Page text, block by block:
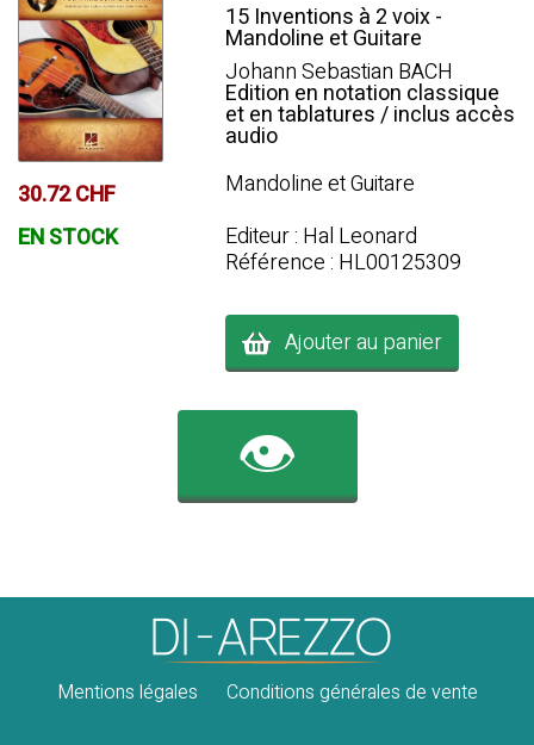
30.72 CHF
EN STOCK
15 Inventions à 2 voix -
Mandoline et Guitare
Johann Sebastian BACH
Edition en notation classique
et en tablatures / inclus accès
audio
Mandoline et Guitare
Editeur : Hal Leonard
Référence : HL00125309
Ajouter au panier
👁️
Mentions légales Conditions générales de vente